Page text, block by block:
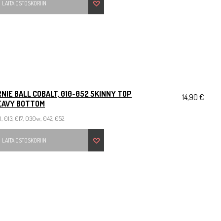
LAITA OSTOSKORIIN
BALL COBALT, 010-052 SKINNY TOP
BOTTOM
013, 017, 030w, 042, 052
LAITA OSTOSKORIIN
14,90 €